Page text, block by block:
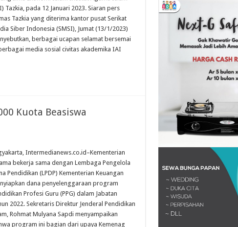
Tazkia, pada 12 Januari 2023. Siaran pers
Tazkia yang diterima kantor pusat Serikat
Siber Indonesia (SMSI), Jumat (13/1/2023)
berbagai ucapan selamat bersemai
media sosial civitas akademika IAI
Kuota Beasiswa
Intermedianews.co.id–Kementerian
bekerja sama dengan Lembaga Pengelola
Pendidikan (LPDP) Kementerian Keuangan
dana penyelenggaraan program
Profesi Guru (PPG) dalam Jabatan
2022. Sekretaris Direktur Jenderal Pendidikan
Rohmat Mulyana Sapdi menyampaikan
program ini bagian dari upaya Kemenag